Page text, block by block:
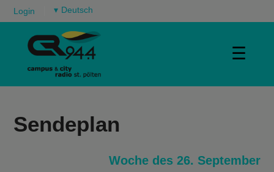
Login ▾
☰
Sendeplan
Woche des 26. September